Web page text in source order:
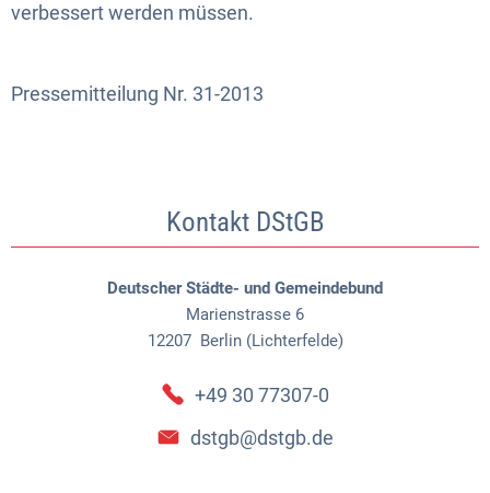
verbessert werden müssen.
Pressemitteilung Nr. 31-2013
Kontakt DStGB
Deutscher Städte- und Gemeindebund
Marienstrasse 6
12207 Berlin (Lichterfelde)
+49 30 77307-0
dstgb@dstgb.de